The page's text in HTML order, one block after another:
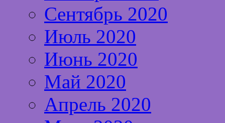
Сентябрь 2020
Июль 2020
Июнь 2020
Май 2020
Апрель 2020